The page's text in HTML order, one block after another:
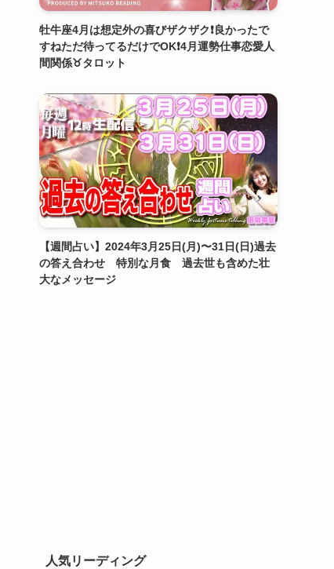
牡牛座4月は想定外の喜びザクザク❗️良かったで
すねただ待ってるだけでOK❗️4月運勢仕事恋愛人
間関係♉️タロット
【週間占い】2024年3月25日(月)〜31日(日)過去
の答え合わせ 特別な月食 過去世も含めた壮
大なメッセージ
人気リーディング